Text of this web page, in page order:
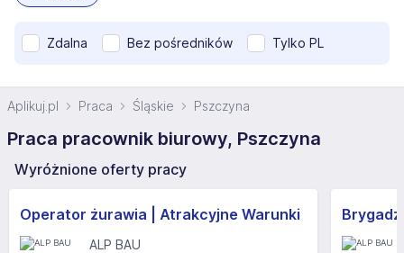
Zdalna Bez pośredników Tylko PL
Aplikuj.pl Praca Śląskie Pszczyna
Praca pracownik biurowy, Pszczyna
Wyróżnione oferty pracy
Operator żurawia | Atrakcyjne Warunki
ALP BAU